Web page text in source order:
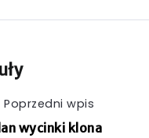
Poprzedni wpis
wycinki klona